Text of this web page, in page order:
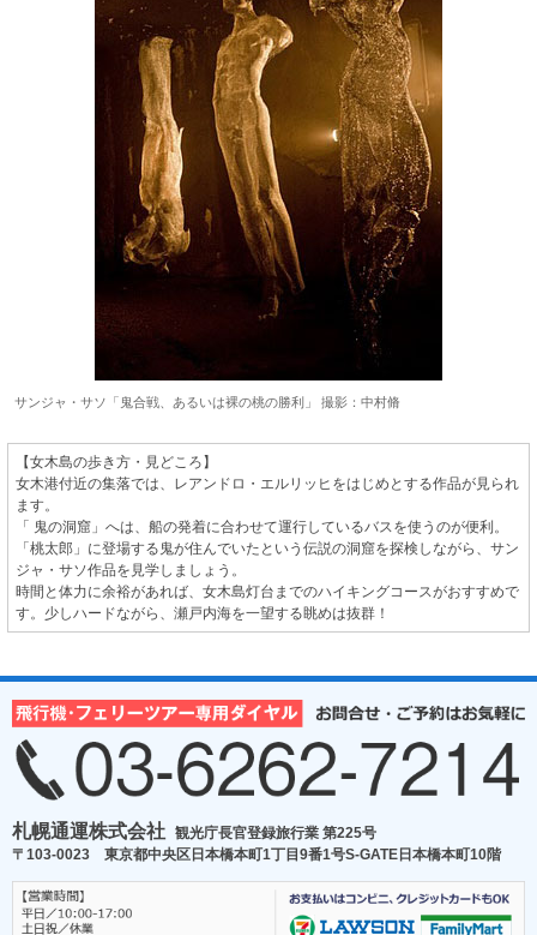
サンジャ・サソ「鬼合戦、あるいは裸の桃の勝利」 撮影：中村脩
【女木島の歩き方・見どころ】
女木港付近の集落では、レアンドロ・エルリッヒをはじめとする作品が見られ
ます。
「 鬼の洞窟」へは、船の発着に合わせて運行しているバスを使うのが便利。
「桃太郎」に登場する鬼が住んでいたという伝説の洞窟を探検しながら、サン
ジャ・サソ作品を見学しましょう。
時間と体力に余裕があれば、女木島灯台までのハイキングコースがおすすめで
す。少しハードながら、瀬戸内海を一望する眺めは抜群！
札幌通運株式会社
観光庁長官登録旅行業 第225号
〒103-0023 東京都中央区日本橋本町1丁目9番1号S-GATE日本橋本町10階